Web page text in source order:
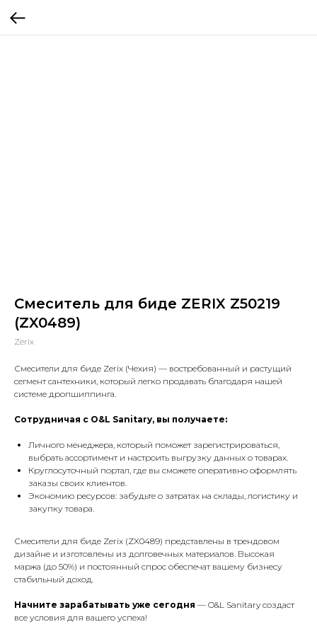
Смеситель для биде ZERIX Z50219
(ZX0489)
Zerix
Смесители для биде Zerix (Чехия) — востребованный и растущий
сегмент сантехники, который легко продавать благодаря нашей
системе дропшиппинга.
Сотрудничая с O&L Sanitary, вы получаете:
Личного менеджера, который поможет зарегистрироваться,
выбрать ассортимент и настроить выгрузку данных о товарах.
Круглосуточный портал, где вы сможете оперативно оформлять
заказы своих клиентов.
Экономию ресурсов: забудьте о затратах на склады, логистику и
закупку товара.
Смесители для биде Zerix (ZX0489) представлены в трендовом
дизайне и изготовлены из долговечных материалов. Высокая
маржа (до 50%) и постоянный спрос обеспечат вашему бизнесу
стабильный доход.
Начните зарабатывать уже сегодня — O&L Sanitary создаст
все условия для вашего успеха!